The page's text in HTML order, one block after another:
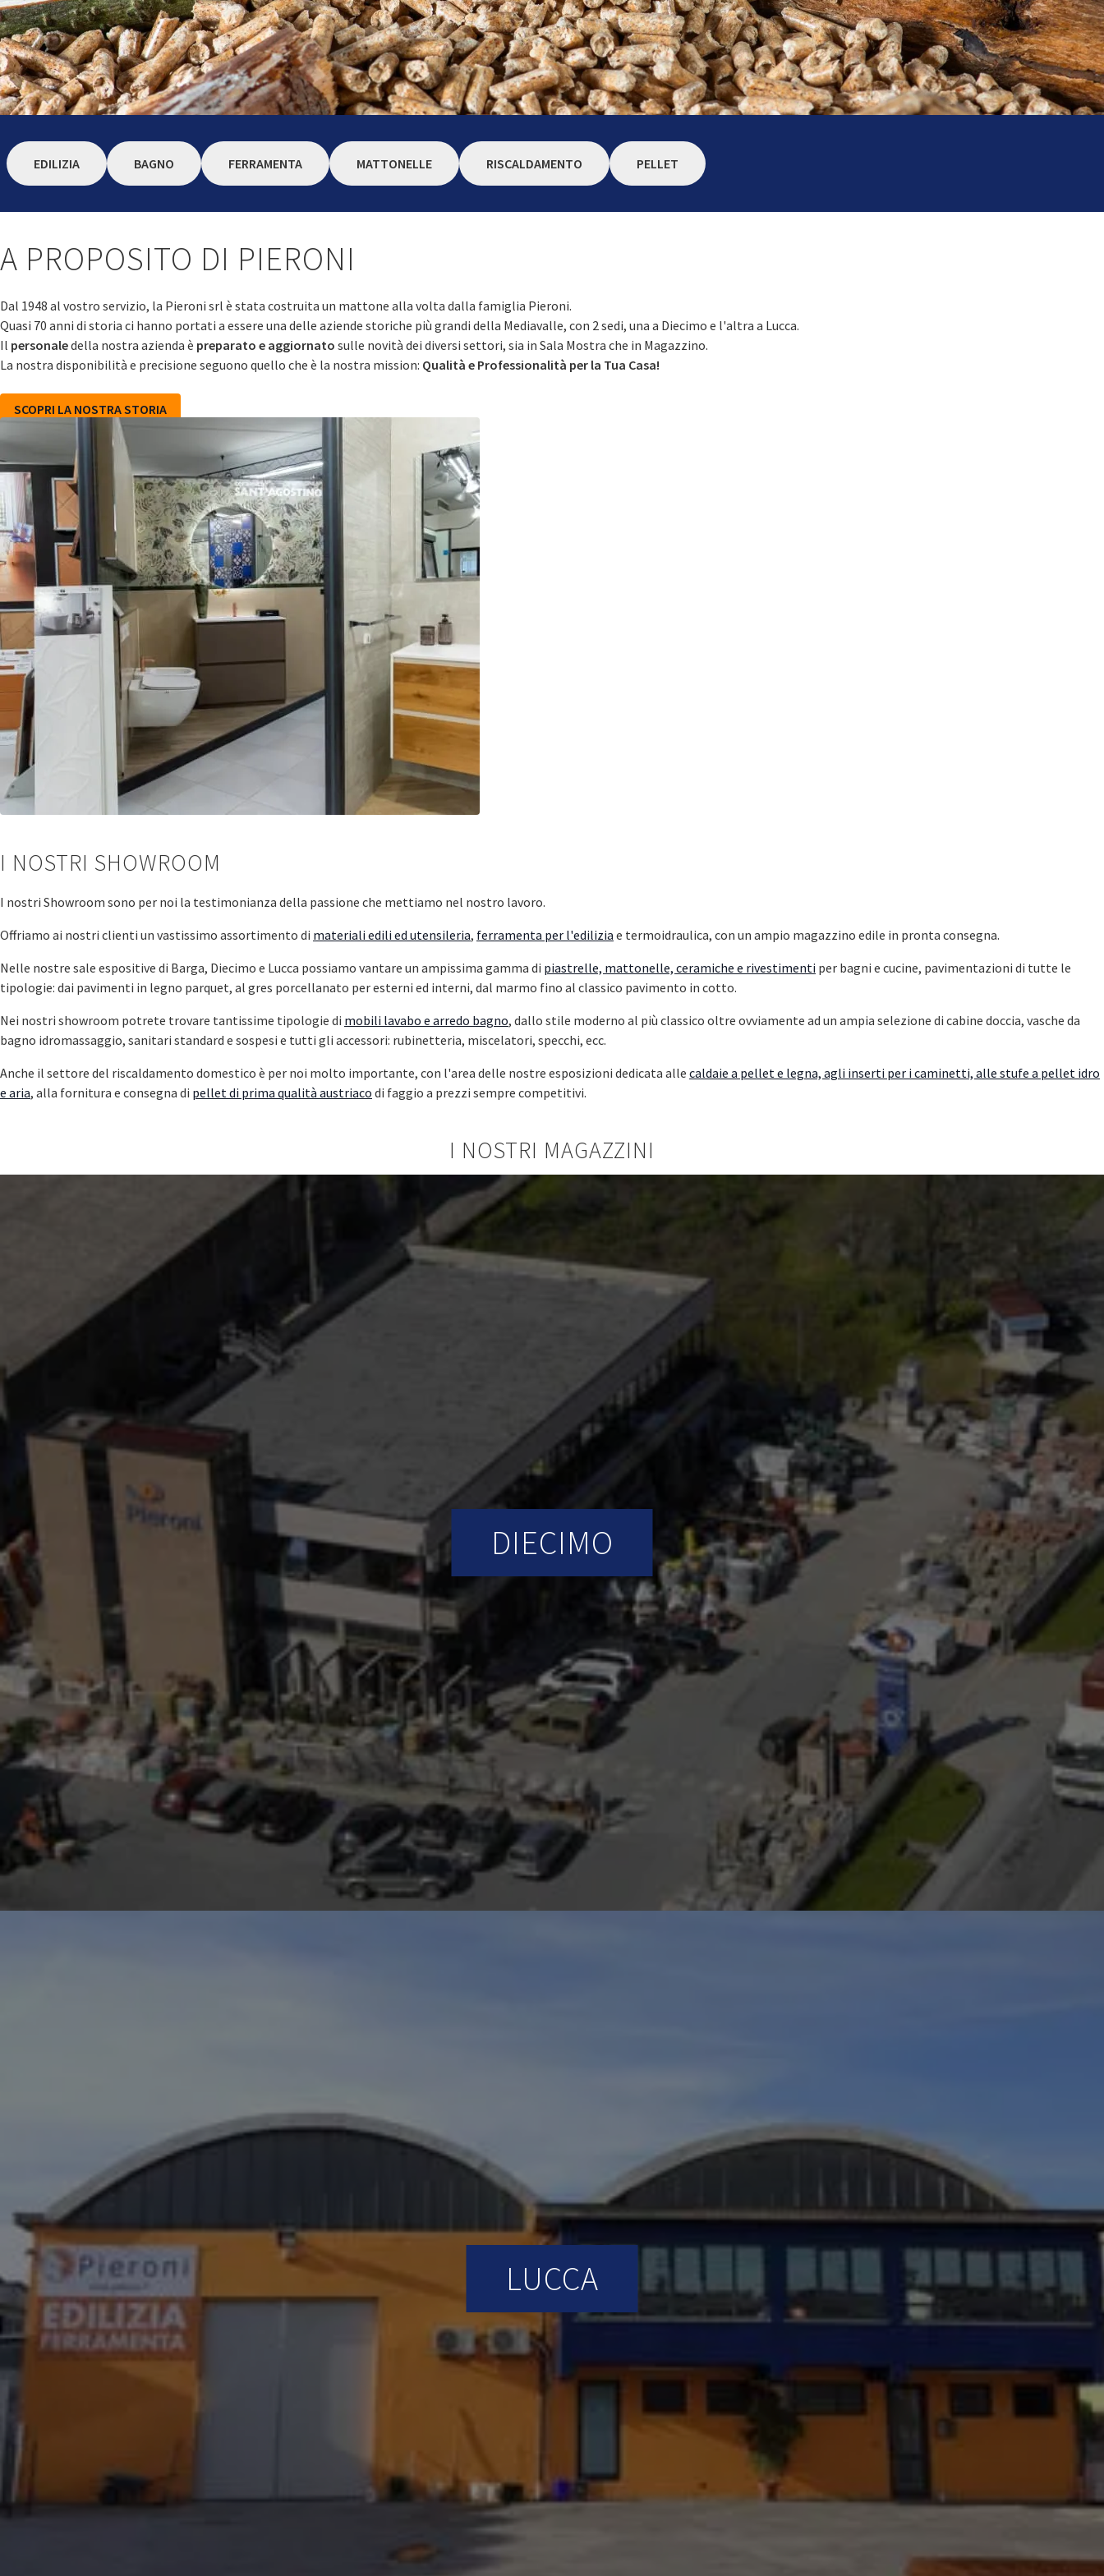
EDILIZIA BAGNO FERRAMENTA MATTONELLE RISCALDAMENTO PELLET
A PROPOSITO DI PIERONI
Dal 1948 al vostro servizio, la Pieroni srl è stata costruita un mattone alla volta dalla famiglia Pieroni.
Quasi 70 anni di storia ci hanno portati a essere una delle aziende storiche più grandi della Mediavalle, con 2 sedi, una a Diecimo e l'altra a Lucca.
Il personaledella nostra azienda è preparato e aggiornato sulle novità dei diversi settori, sia in Sala Mostra che in Magazzino.
La nostra disponibilità e precisione seguono quello che è la nostra mission: Qualità e Professionalità per la Tua Casa!
SCOPRI LA NOSTRA STORIA
I NOSTRI SHOWROOM
I nostri Showroom sono per noi la testimonianza della passione che mettiamo nel nostro lavoro.
Offriamo ai nostri clienti un vastissimo assortimento di materiali edili ed utensileria, ferramenta per l'edilizia e termoidraulica, con un ampio magazzino edile in pronta consegna.
Nelle nostre sale espositive di Barga, Diecimo e Lucca possiamo vantare un ampissima gamma di piastrelle, mattonelle, ceramiche e rivestimenti per bagni e cucine, pavimentazioni di tutte le
tipologie: dai pavimenti in legno parquet, al gres porcellanato per esterni ed interni, dal marmo fino al classico pavimento in cotto.
Nei nostri showroom potrete trovare tantissime tipologie di mobili lavabo e arredo bagno, dallo stile moderno al più classico oltre ovviamente ad un ampia selezione di cabine doccia, vasche da
bagno idromassaggio, sanitari standard e sospesi e tutti gli accessori: rubinetteria, miscelatori, specchi, ecc.
Anche il settore del riscaldamento domestico è per noi molto importante, con l'area delle nostre esposizioni dedicata alle caldaie a pellet e legna, agli inserti per i caminetti, alle stufe a pellet idro
e aria, alla fornitura e consegna di pellet di prima qualità austriaco di faggio a prezzi sempre competitivi.
I NOSTRI MAGAZZINI
DIECIMO
LUCCA